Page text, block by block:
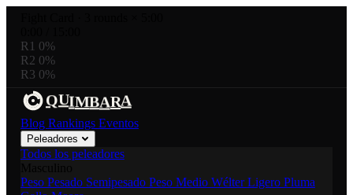
R1 0%
R2 0%
R3 0%
QUIMBARA
Blog Rankings Eventos
Peleadores
Todos los peleadores
Peso Pesado Semipesado Peso Medio WélterLigero Pluma